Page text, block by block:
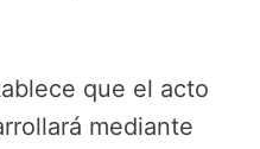
que el acto
mediante